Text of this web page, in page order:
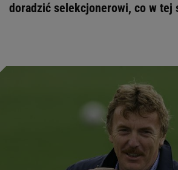
doradzić selekcjonerowi, co w tej